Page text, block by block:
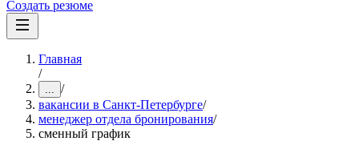
Создать резюме
Главная
/
... /
вакансии в Санкт-Петербурге/
менеджер отдела бронирования/
сменный график